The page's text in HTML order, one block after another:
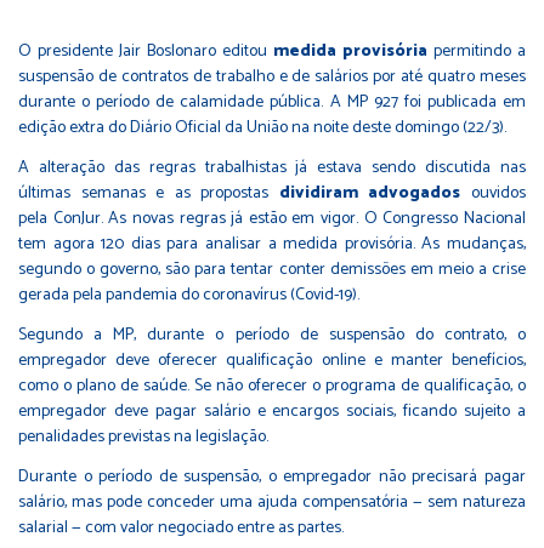
O presidente Jair Boslonaro editou medida provisória permitindo a
suspensão de contratos de trabalho e de salários por até quatro meses
durante o período de calamidade pública. A MP 927 foi publicada em
edição extra do Diário Oficial da União na noite deste domingo (22/3).
A alteração das regras trabalhistas já estava sendo discutida nas
últimas semanas e as propostas dividiram advogados ouvidos
pela ConJur. As novas regras já estão em vigor. O Congresso Nacional
tem agora 120 dias para analisar a medida provisória. As mudanças,
segundo o governo, são para tentar conter demissões em meio a crise
gerada pela pandemia do coronavírus (Covid-19).
Segundo a MP, durante o período de suspensão do contrato, o
empregador deve oferecer qualificação online e manter benefícios,
como o plano de saúde. Se não oferecer o programa de qualificação, o
empregador deve pagar salário e encargos sociais, ficando sujeito a
penalidades previstas na legislação.
Durante o período de suspensão, o empregador não precisará pagar
salário, mas pode conceder uma ajuda compensatória — sem natureza
salarial — com valor negociado entre as partes.